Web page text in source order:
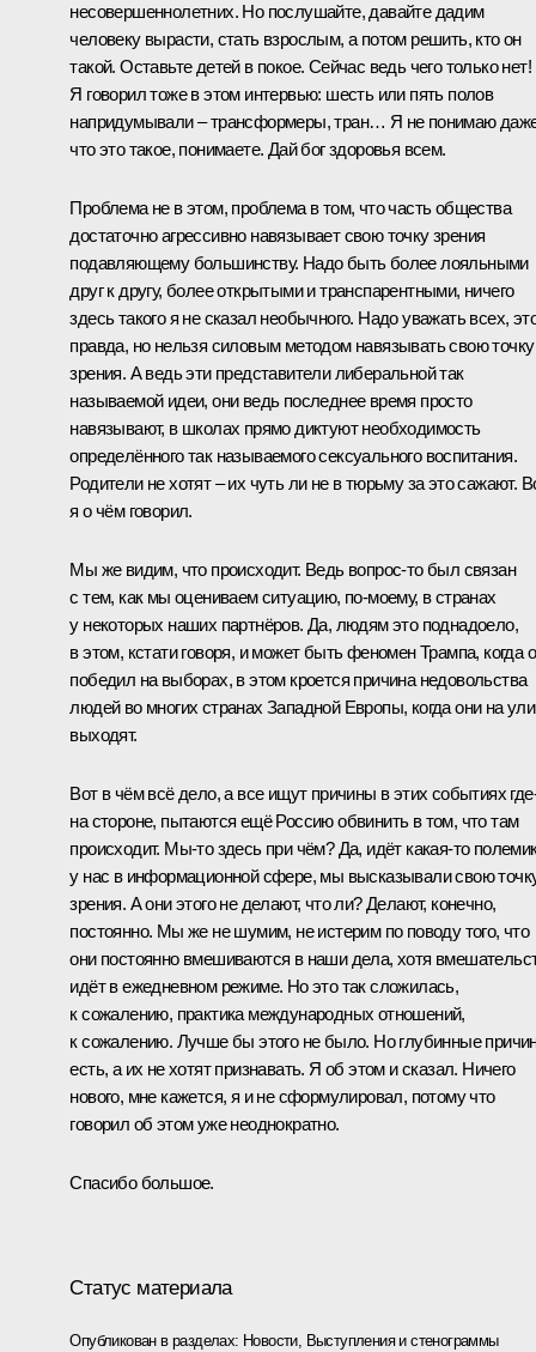
несовершеннолетних. Но послушайте, давайте дадим
человеку вырасти, стать взрослым, а потом решить, кто он
такой. Оставьте детей в покое. Сейчас ведь чего только нет!
Я говорил тоже в этом интервью: шесть или пять полов
напридумывали – трансформеры, тран… Я не понимаю
что это такое, понимаете. Дай бог здоровья всем.
Проблема не в этом, проблема в том, что часть общества
достаточно агрессивно навязывает свою точку зрения
подавляющему большинству. Надо быть более лояльными
друг к другу, более открытыми и транспарентными, ничего
здесь такого я не сказал необычного. Надо уважать всех,
правда, но нельзя силовым методом навязывать свою точку
зрения. А ведь эти представители либеральной так
называемой идеи, они ведь последнее время просто
навязывают, в школах прямо диктуют необходимость
определённого так называемого сексуального воспитания.
Родители не хотят – их чуть ли не в тюрьму за это сажают.
я о чём говорил.
Мы же видим, что происходит. Ведь вопрос‑то был связан
с тем, как мы оцениваем ситуацию, по‑моему, в странах
у некоторых наших партнёров. Да, людям это поднадоело,
в этом, кстати говоря, и может быть феномен Трампа, когда
победил на выборах, в этом кроется причина недовольства
людей во многих странах Западной Европы, когда они на
выходят.
Вот в чём всё дело, а все ищут причины в этих событиях
на стороне, пытаются ещё Россию обвинить в том, что там
происходит. Мы‑то здесь при чём? Да, идёт какая‑то
у нас в информационной сфере, мы высказывали свою
зрения. А они этого не делают, что ли? Делают, конечно,
постоянно. Мы же не шумим, не истерим по поводу того, что
они постоянно вмешиваются в наши дела, хотя
идёт в ежедневном режиме. Но это так сложилась,
к сожалению, практика международных отношений,
к сожалению. Лучше бы этого не было. Но глубинные
есть, а их не хотят признавать. Я об этом и сказал. Ничего
нового, мне кажется, я и не сформулировал, потому что
говорил об этом уже неоднократно.
Спасибо большое.
Статус материала
Опубликован в разделах: Новости, Выступления и стенограммы